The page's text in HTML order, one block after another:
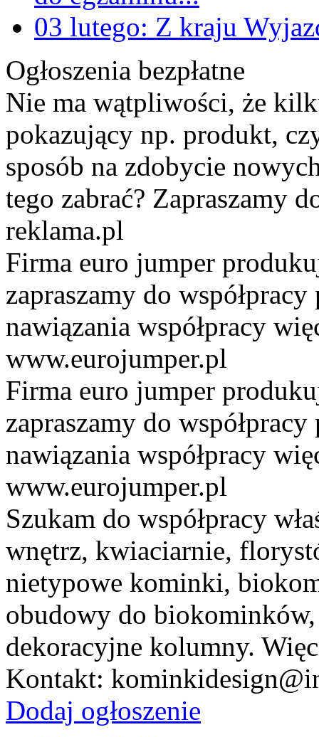
Z kraju
27/10/2018: 5G zmieni
uruchamia rewolucyjną
rzeczywistości
Z kraju
16/09/2018
Z kraju
05/09/2018: Były
umiejętności trenerskie tak
Z kraju
23/08/2018: To przez to
pracy nad filmem
Z kraju
18/08/2018 : Premier
Wiceszef MON: Może
Z kraju
10/08/2018: Idziesz w
03 lutego: Z kraju
Ogłoszenia bezpłatne
Nie ma wątpliwości, że
pokazujący np. produkt,
sposób na zdobycie
tego zabrać? Zapraszamy
reklama.pl
Firma euro jumper
zapraszamy do
nawiązania współpracy
www.eurojumper.pl
Firma euro jumper
zapraszamy do
nawiązania współpracy
www.eurojumper.pl
Szukam do współpracy
wnętrz, kwiaciarnie,
nietypowe kominki,
obudowy do
dekoracyjne kolumny.
Kontakt:
Dodaj ogłoszenie